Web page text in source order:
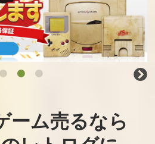
ーム売るなら